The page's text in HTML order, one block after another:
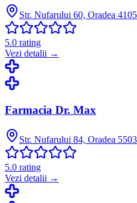
Str. Nufarului 60, Oradea
5.0 rating
Vezi detalii →
Farmacia Dr. Max
Str. Nufarului 84, Oradea
5.0 rating
Vezi detalii →